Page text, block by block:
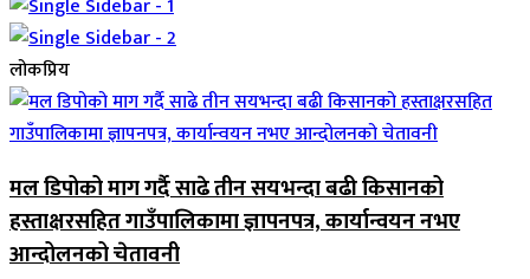
लोकप्रिय
मल डिपोको माग गर्दै साढे तीन सयभन्दा बढी किसानको
हस्ताक्षरसहित गाउँपालिकामा ज्ञापनपत्र, कार्यान्वयन नभए
आन्दोलनको चेतावनी